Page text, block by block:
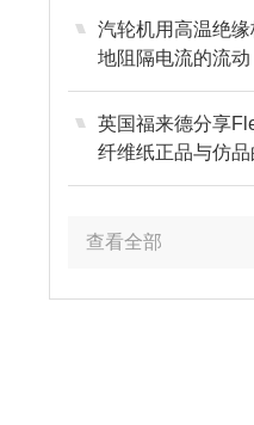
汽轮机用高温绝
地阻隔电流的流动
英国福来德分享
纤维纸正品与仿
巧
查看全部